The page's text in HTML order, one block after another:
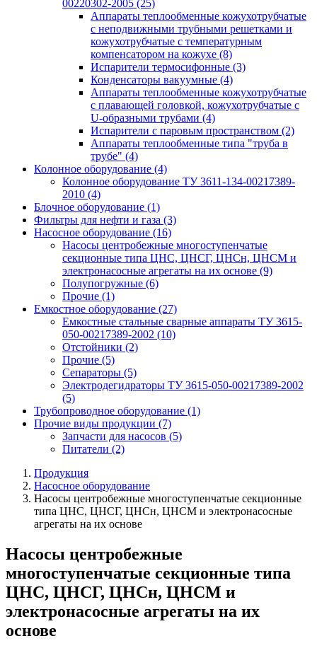
00220302-2005 (25)
Аппараты теплообменные кожухотрубчатые
с неподвижными трубными решетками и
кожухотрубчатые с температурным
компенсатором на кожухе (8)
Испарители термосифонные (3)
Конденсаторы вакуумные (4)
Аппараты теплообменные кожухотрубчатые
с плавающей головкой, кожухотрубчатые с
U-образными трубами (4)
Испарители с паровым пространством (2)
Аппараты теплообменные типа "труба в
трубе" (4)
Колонное оборудование (4)
Колонное оборудование ТУ 3611-134-00217389-
2010 (4)
Блочное оборудование (1)
Фильтры для нефти и газа (3)
Насосное оборудование (16)
Насосы центробежные многоступенчатые
секционные типа ЦНС, ЦНСГ, ЦНСн, ЦНСМ и
электронасосные агрегаты на их основе (9)
Полупогружные (6)
Прочие (1)
Емкостное оборудование (27)
Емкостные стальные сварные аппараты ТУ 3615-
050-00217389-2002 (10)
Отстойники (2)
Прочие (5)
Сепараторы (5)
Электродегидраторы ТУ 3615-050-00217389-2002
(5)
Трубопроводное оборудование (1)
Прочие виды продукции (7)
Запчасти для насосов (5)
Питатели (2)
Продукция
Насосное оборудование
Насосы центробежные многоступенчатые секционные
типа ЦНС, ЦНСГ, ЦНСн, ЦНСМ и электронасосные
агрегаты на их основе
Насосы центробежные
многоступенчатые секционные типа
ЦНС, ЦНСГ, ЦНСн, ЦНСМ и
электронасосные агрегаты на их
основе